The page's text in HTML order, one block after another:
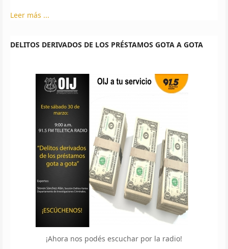
Leer más ...
DELITOS DERIVADOS DE LOS PRÉSTAMOS GOTA A GOTA
¡Ahora nos podés escuchar por la radio!